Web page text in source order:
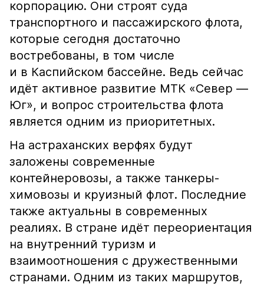
корпорацию. Они строят суда
транспортного и пассажирского флота,
которые сегодня достаточно
востребованы, в том числе
и в Каспийском бассейне. Ведь сейчас
идёт активное развитие МТК «Север —
Юг», и вопрос строительства флота
является одним из приоритетных.
На астраханских верфях будут
заложены современные
контейнеровозы, а также танкеры-
химовозы и круизный флот. Последние
также актуальны в современных
реалиях. В стране идёт переориентация
на внутренний туризм и
взаимоотношения с дружественными
странами. Одним из таких маршрутов,